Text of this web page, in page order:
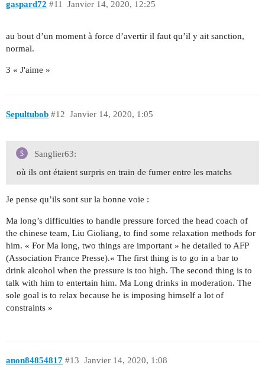
gaspard72 Janvier 14, 2020, 12:25
#11
au bout d’un moment à force d’avertir il faut qu’il y ait sanction,
normal.
3 « J'aime »
Sepultubob Janvier 14, 2020, 1:05
#12
Sanglier63:
où ils ont étaient surpris en train de fumer entre les matchs
Je pense qu’ils sont sur la bonne voie :
Ma long’s difficulties to handle pressure forced the head coach of
the chinese team, Liu Gioliang, to find some relaxation methods for
him. « For Ma long, two things are important » he detailed to AFP
(Association France Presse).« The first thing is to go in a bar to
drink alcohol when the pressure is too high. The second thing is to
talk with him to entertain him. Ma Long drinks in moderation. The
sole goal is to relax because he is imposing himself a lot of
constraints »
anon84854817 Janvier 14, 2020, 1:08
#13